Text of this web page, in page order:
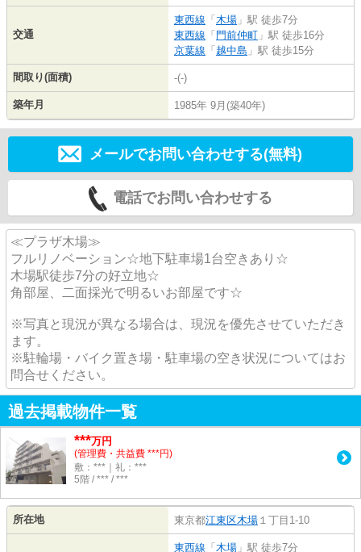
交通
東西線 「 木場 」駅 徒歩7分
東西線 「 門前仲町 」駅 徒歩16分
京葉線 「 越中島 」駅 徒歩15分
間取り(面積) -(-)
築年月 1985年 9月(築40年)
メールでお問い合わせする(無料)
電話でお問い合わせする
≪プラザ木場≫
フルリノベーション☆地下駐車場1台空きあり☆
木場駅徒歩7分の好立地☆
角部屋、二面採光で明るいお部屋です☆
※写真と現況が異なる場合は、現況を優先させていただき
ます。
※駐輪場・バイク置き場・駐車場の空き状況についてはお
問合せください。
過去掲載物件一覧
***万円
(管理費・共益費 ***円)
敷：***｜礼：***
5階 / *** / ***
所在地 東京都江東区木場 １丁目1-10
東西線 「 木場 」駅 徒歩7分